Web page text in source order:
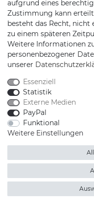
*Alle Preise
aufgrund eines
Zustimmung kann
besteht das Recht,
zu einem späteren
Weitere Informationen
personenbezogener
unserer
Essenziell
Statistik
Externe Medien
PayPal
Funktional
Weitere Einstellungen